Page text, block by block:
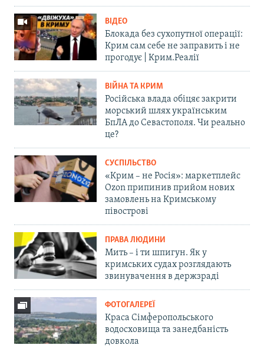
ВІДЕО
Блокада без сухопутної операції:
Крим сам себе не заправить і не
прогодує | Крим.Реалії
ВІЙНА ТА КРИМ
Російська влада обіцяє закрити
морський шлях українським
БпЛА до Севастополя. Чи реально
це?
СУСПІЛЬСТВО
«Крим – не Росія»: маркетплейс
Ozon припинив прийом нових
замовлень на Кримському
півострові
ПРАВА ЛЮДИНИ
Мить – і ти шпигун. Як у
кримських судах розглядають
звинувачення в держзраді
ФОТОГАЛЕРЕЇ
Краса Сімферопольського
водосховища та занедбаність
довкола